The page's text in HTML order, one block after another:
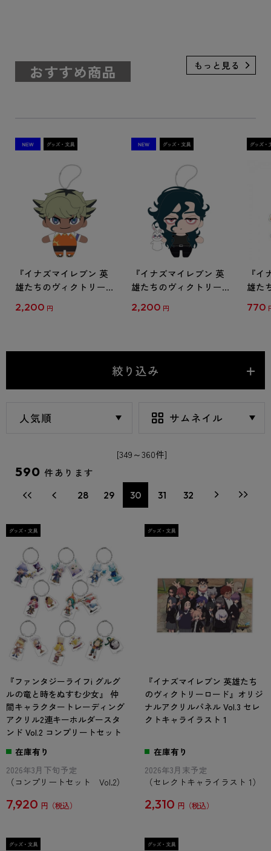
おすすめ商品
『イナズマイレブン 英
雄たちのヴィクトリーロ
ホルダー 空宮 征
2,200 円
『イナズマイレブン 英
雄たちのヴィクトリーロ
ホルダー 不破 アリス
2,200 円
『
雄た
リル
770
絞り込み
[349～360件]
590 件あります
28 29 30 31 32
『ファンタジーライフi グルグ
ルの竜と時をぬすむ少女』 仲
間キャラクタートレーディング
アクリル2連キーホルダースタ
ンド Vol.2 コンプリートセット
在庫有り
2026年3月下旬予定
（コンプリートセット Vol.2）
7,920 円
『イナズマイレブン 英雄たち
のヴィクトリーロード』オリジ
ナルアクリルパネル Vol.3 セレ
クトキャライラスト 1
在庫有り
2026年3月末予定
（セレクトキャライラスト 1）
2,310 円